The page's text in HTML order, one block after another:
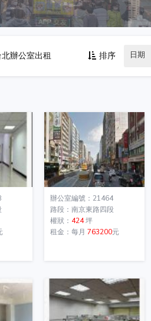
辦公室出租 排序 日期
辦公室編號：21464
路段：南京東路四段
權狀： 424坪
租金：每月 763200元